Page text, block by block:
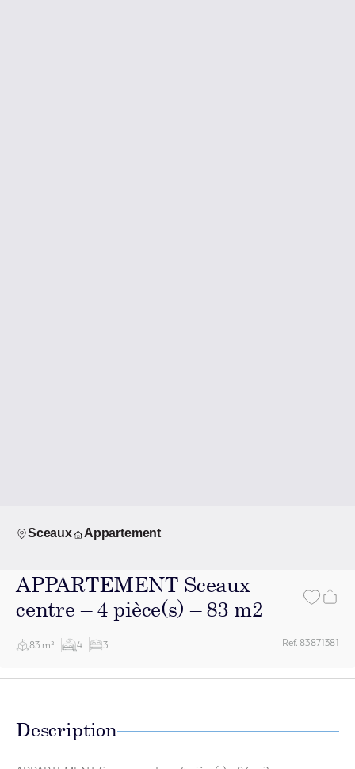
Sceaux Appartement
APPARTEMENT Sceaux
centre – 4 pièce(s) – 83 m2
83 m² 4 3 Ref. 83871381
Description